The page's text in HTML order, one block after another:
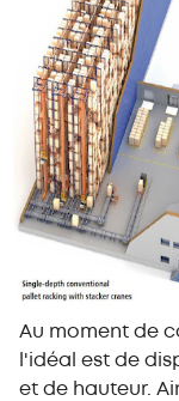
Au moment de
l'idéal est de
et de hauteur.